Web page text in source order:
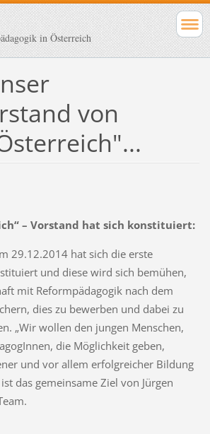
in Österreich
von
– Vorstand hat sich konstituiert:
29.12.2014 hat sich die erste
und diese wird sich bemühen,
mit Reformpädagogik nach dem
dies zu bewerben und dabei zu
„Wir wollen den jungen Menschen,
die Möglichkeit geben,
und vor allem erfolgreicher Bildung
das gemeinsame Ziel von Jürgen